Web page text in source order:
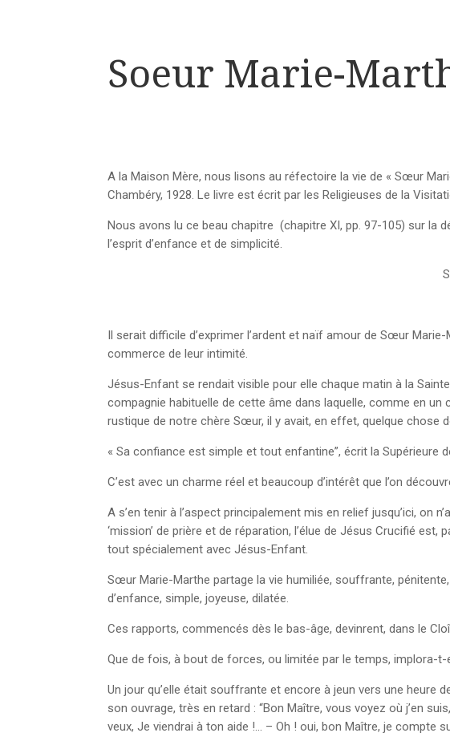
Soeur Marie-
A la Maison Mère, nous lisons au réfectoire la vie de « Sœur
Chambéry, 1928. Le livre est écrit par les Religieuses de la
Nous avons lu ce beau chapitre (chapitre XI, pp. 97-105) sur la
l’esprit d’enfance et de simplicité.
Il serait difficile d’exprimer l’ardent et naïf amour de Sœur
commerce de leur intimité.
Jésus-Enfant se rendait visible pour elle chaque matin à la
compagnie habituelle de cette âme dans laquelle, comme en
rustique de notre chère Sœur, il y avait, en effet, quelque chose
« Sa confiance est simple et tout enfantine”, écrit la Supérieure
C’est avec un charme réel et beaucoup d’intérêt que l’on
A s’en tenir à l’aspect principalement mis en relief jusqu’ici, on
‘mission’ de prière et de réparation, l’élue de Jésus Crucifié
tout spécialement avec Jésus-Enfant.
Sœur Marie-Marthe partage la vie humiliée, souffrante,
d’enfance, simple, joyeuse, dilatée.
Ces rapports, commencés dès le bas-âge, devinrent, dans le
Que de fois, à bout de forces, ou limitée par le temps, implora-
Un jour qu’elle était souffrante et encore à jeun vers une heure
son ouvrage, très en retard : “Bon Maître, vous voyez où j’en
veux, Je viendrai à ton aide !… – Oh ! oui, bon Maître, je compte